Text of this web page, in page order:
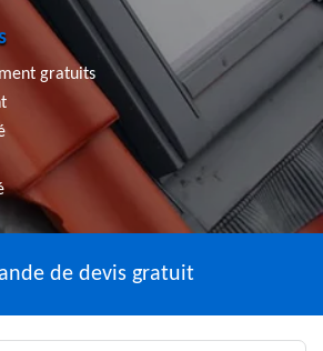
gratuits
de devis gratuit